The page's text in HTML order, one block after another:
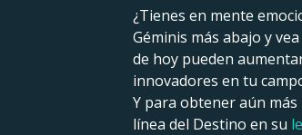
¿Tienes en mente
Géminis más abajo y
de hoy pueden
innovadores en tu
Y para obtener aún
línea del Destino en su